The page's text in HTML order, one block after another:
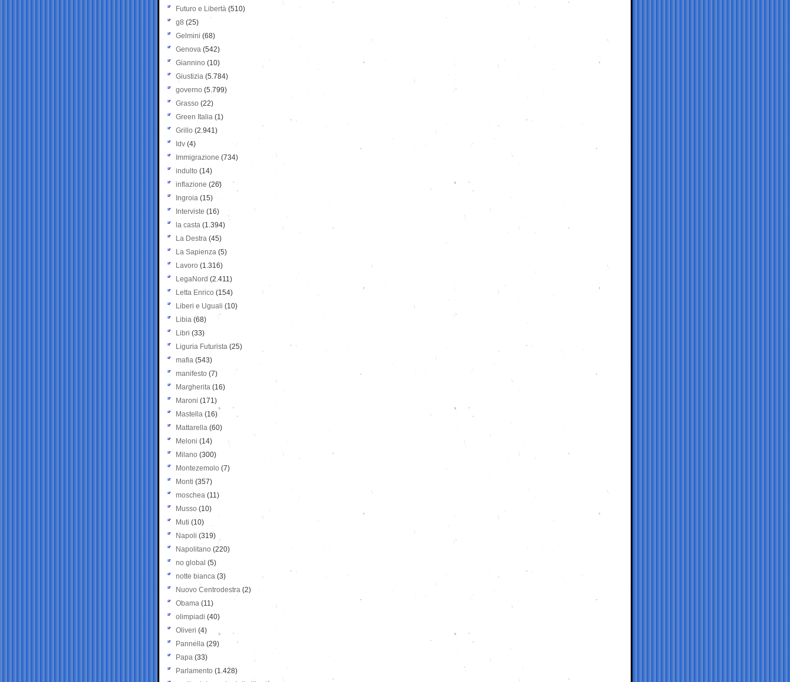
Futuro e Libertà (510)
g8 (25)
Gelmini (68)
Genova (542)
Giannino (10)
Giustizia (5.784)
governo (5.799)
Grasso (22)
Green Italia (1)
Grillo (2.941)
Idv (4)
Immigrazione (734)
indulto (14)
inflazione (26)
Ingroia (15)
Interviste (16)
la casta (1.394)
La Destra (45)
La Sapienza (5)
Lavoro (1.316)
LegaNord (2.411)
Letta Enrico (154)
Liberi e Uguali (10)
Libia (68)
Libri (33)
Liguria Futurista (25)
mafia (543)
manifesto (7)
Margherita (16)
Maroni (171)
Mastella (16)
Mattarella (60)
Meloni (14)
Milano (300)
Montezemolo (7)
Monti (357)
moschea (11)
Musso (10)
Muti (10)
Napoli (319)
Napolitano (220)
no global (5)
notte bianca (3)
Nuovo Centrodestra (2)
Obama (11)
olimpiadi (40)
Oliveri (4)
Pannella (29)
Papa (33)
Parlamento (1.428)